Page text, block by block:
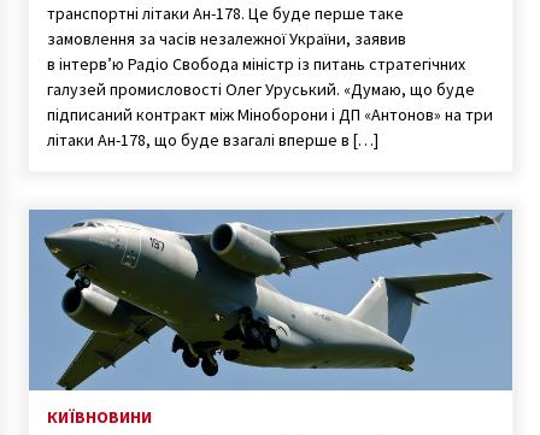
транспортні літаки Ан-178. Це буде перше таке
замовлення за часів незалежної України, заявив
в інтерв’ю Радіо Свобода міністр із питань стратегічних
галузей промисловості Олег Уруський. «Думаю, що буде
підписаний контракт між Міноборони і ДП «Антонов» на три
літаки Ан-178, що буде взагалі вперше в […]
КИЇВНОВИНИ